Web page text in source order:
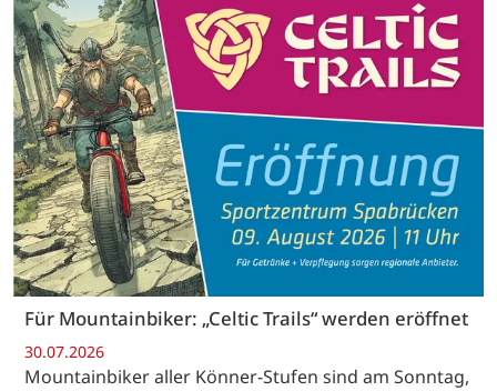
Für Mountainbiker: „Celtic Trails“ werden eröffnet
30.07.2026
Mountainbiker aller Könner-Stufen sind am Sonntag,